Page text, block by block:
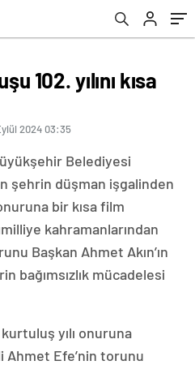
102. yılını kısa
2024 03:35
Belediyesi
şehrin düşman işgalinden
bir kısa film
kahramanlarından
Başkan Ahmet Akın’ın
bağımsızlık mücadelesi
kurtuluş yılı onuruna
Ahmet Efe’nin torunu